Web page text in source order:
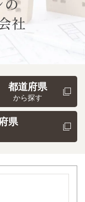
社
都道府県
から探す
県